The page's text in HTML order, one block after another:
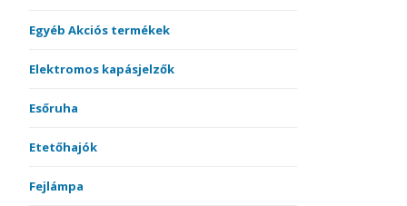
Egyéb Akciós termékek
Elektromos kapásjelzők
Esőruha
Etetőhajók
Fejlámpa